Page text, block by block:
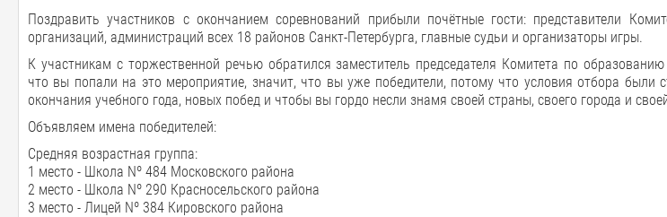
Поздравить участников с окончанием соревнований прибыли почётные гости: представители
организаций, администраций всех 18 районов Санкт-Петербурга, главные судьи и организаторы игры.
К участникам с торжественной речью обратился заместитель председателя Комитета по
что вы попали на это мероприятие, значит, что вы уже победители, потому что условия отбора
окончания учебного года, новых побед и чтобы вы гордо несли знамя своей страны, своего города и
Объявляем имена победителей:
Средняя возрастная группа:
1 место - Школа Nº 484 Московского района
2 место - Школа Nº 290 Красносельского района
3 место - Лицей Nº 384 Кировского района